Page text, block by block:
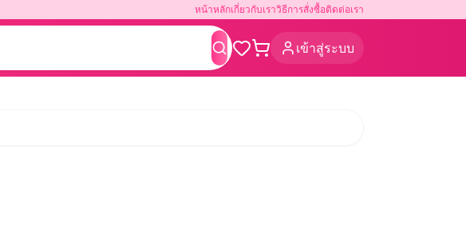
หน้าหลักเกี่ยวกับเราวิธีการสั่งซื้อติดต่อเรา
เข้าสู่ระบบ
ค้นหา